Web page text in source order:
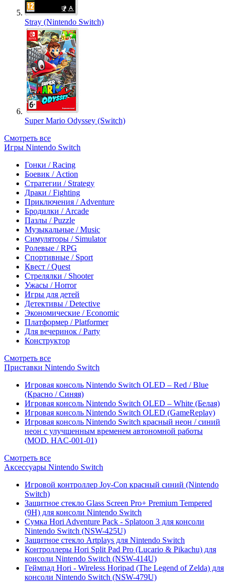
Stray (Nintendo Switch)
Super Mario Odyssey (Switch)
Смотреть все
Игры Nintendo Switch
Гонки / Racing
Боевик / Action
Стратегии / Strategy
Драки / Fighting
Приключения / Adventure
Бродилки / Arcade
Пазлы / Puzzle
Музыкальные / Music
Симуляторы / Simulator
Ролевые / RPG
Спортивные / Sport
Квест / Quest
Стрелялки / Shooter
Ужасы / Horror
Игры для детей
Детективы / Detective
Экономические / Economic
Платформер / Platformer
Для вечеринок / Party
Конструктор
Смотреть все
Приставки Nintendo Switch
Игровая консоль Nintendo Switch OLED – Red / Blue
(Красно / Синяя)
Игровая консоль Nintendo Switch OLED – White (Белая)
Игровая консоль Nintendo Switch OLED (GameReplay)
Игровая консоль Nintendo Switch красный неон / синий
неон с улучшенным временем автономной работы
(MOD. HAC-001-01)
Смотреть все
Аксессуары Nintendo Switch
Игровой контроллер Joy-Con красный синий (Nintendo
Switch)
Защитное стекло Glass Screen Pro+ Premium Tempered
(9H) для консоли Nintendo Switch
Сумка Hori Adventure Pack - Splatoon 3 для консоли
Nintendo Switch (NSW-425U)
Защитное стекло Artplays для Nintendo Switch
Контроллеры Hori Split Pad Pro (Lucario & Pikachu) для
консоли Nintendo Switch (NSW-414U)
Геймпад Hori - Wireless Horipad (The Legend of Zelda) для
консоли Nintendo Switch (NSW-479U)